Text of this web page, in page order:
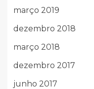
março 2019
dezembro 2018
março 2018
dezembro 2017
junho 2017